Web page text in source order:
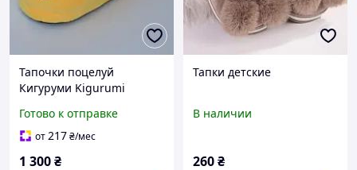
Тапочки поцелуй
Кигуруми Kigurumi
38 размер
Готово к отправке
от217₴/мес
1 300₴
Тапки детские
В наличии
260₴